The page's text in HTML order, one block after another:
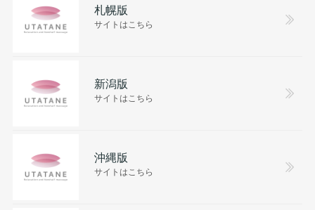
札幌版
サイトはこちら
新潟版
サイトはこちら
沖縄版
サイトはこちら